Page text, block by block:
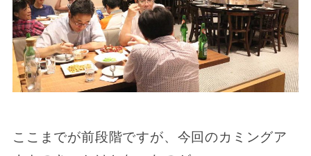
ここまでが前段階ですが、今回のカミングア